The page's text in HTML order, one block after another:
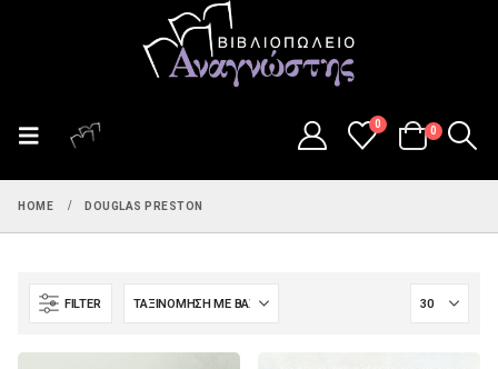
0
0
HOME DOUGLAS PRESTON
FILTER